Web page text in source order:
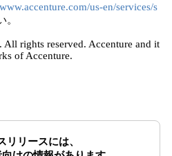
us-en/services/s
。
rights reserved. Accenture and it
of Accenture.
リリースには、